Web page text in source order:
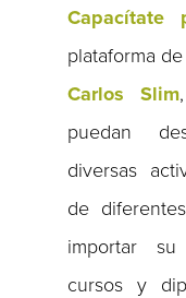
Capacítate
plataforma
Carlos Slim
puedan
diversas
de
importar
cursos y